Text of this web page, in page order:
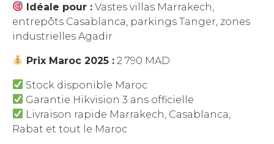
Idéale pour : Vastes villas Marrakech,
entrepôts Casablanca, parkings Tanger, zones
industrielles Agadir
Prix Maroc 2025 : 2 790 MAD
Stock disponible Maroc
Garantie Hikvision 3 ans officielle
Livraison rapide Marrakech, Casablanca,
Rabat et tout le Maroc